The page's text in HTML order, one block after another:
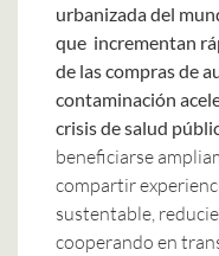
urbanizada del
que incrementan
de las compras de
contaminación
crisis de salud
beneficiarse
compartir
sustentable,
cooperando en